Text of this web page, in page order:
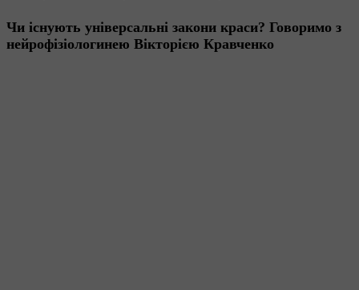
Чи існують універсальні закони краси? Говоримо з
нейрофізіологинею Вікторією Кравченко